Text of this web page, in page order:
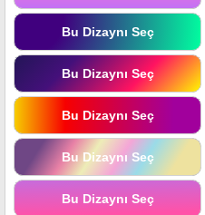
Bu Dizaynı Seç
Bu Dizaynı Seç
Bu Dizaynı Seç
Bu Dizaynı Seç
Bu Dizaynı Seç